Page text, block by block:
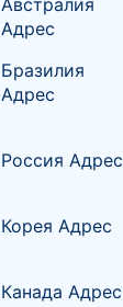
Австралия
Адрес
Бразилия
Адрес
Россия Адрес
Корея Адрес
Канада Адрес